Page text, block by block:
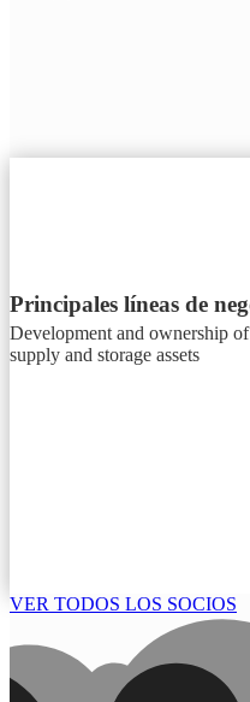
Principales líneas de
Development and ownership
supply and storage assets
VER TODOS LOS SOCIOS